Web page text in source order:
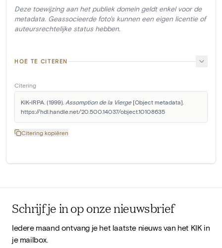
Deze toewijzing aan het publiek domein geldt enkel voor de
metadata. Geassocieerde foto's kunnen een eigen licentie of
auteursrechtelijke status hebben.
HOE TE CITEREN
Citering
KIK-IRPA. (1999). Assomption de la Vierge [Object metadata].
https://hdl.handle.net/20.500.14037/object.10108635
Citering kopiëren
Schrijf je in op onze nieuwsbrief
Iedere maand ontvang je het laatste nieuws van het KIK in
je mailbox.